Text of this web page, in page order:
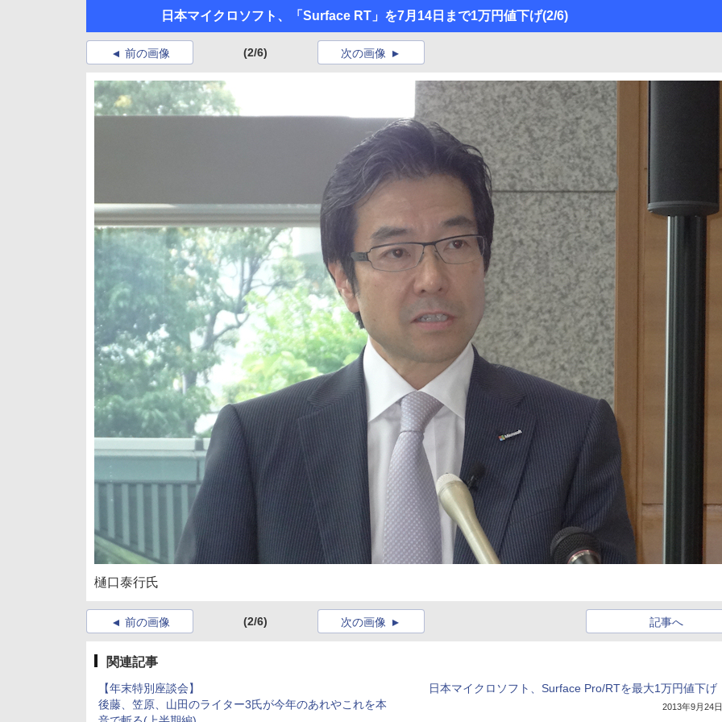
日本マイクロソフト、「Surface RT」を7月14日まで1万円値下げ(2/6)
前の画像 (2/6) 次の画像
樋口泰行氏
前の画像 (2/6) 記事へ
次の画像
関連記事
【年末特別座談会】
後藤、笠原、山田のライター3氏が今年のあれやこれを本
日本マイクロソフト、Surface Pro/RTを最大1万円値下げ
2013年9月24日